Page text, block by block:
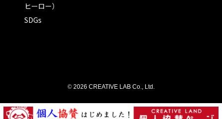
ヒーロー）
SDGs
© 2026 CREATIVE LAB Co., Ltd.